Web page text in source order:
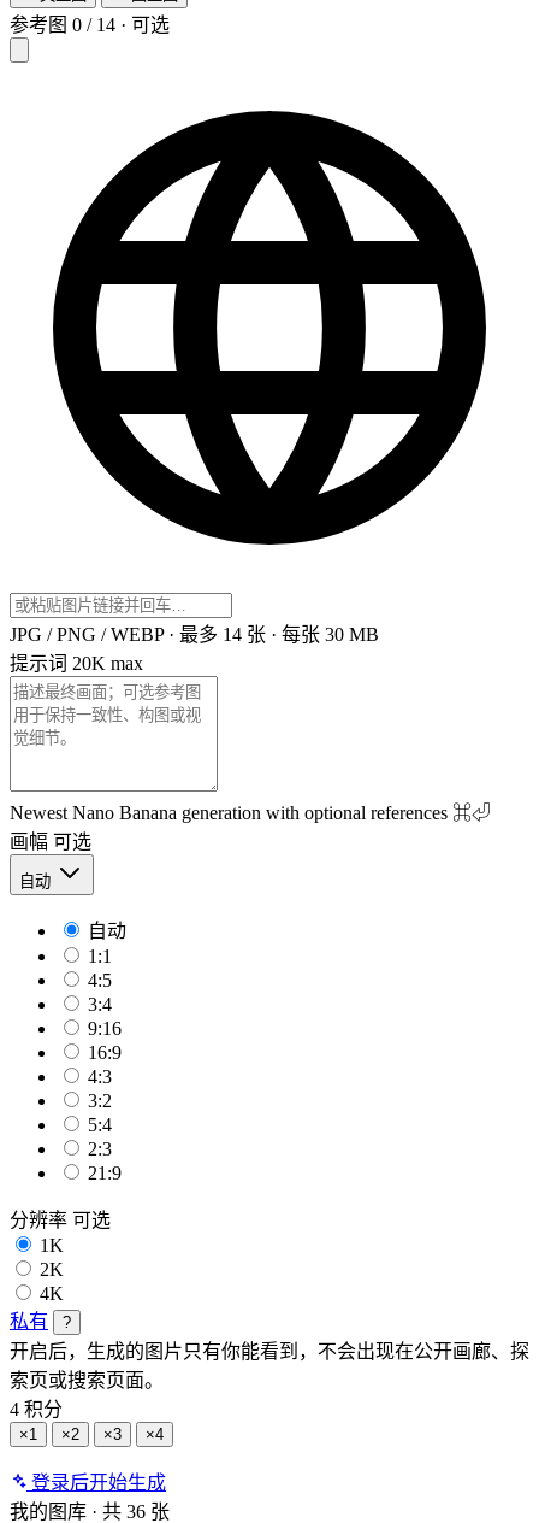
参考图 0 / 14 · 可选
JPG / PNG / WEBP · 最多 14 张 · 每张 30 MB
提示词 20K max
Newest Nano Banana generation with optional references ⌘⏎
画幅 可选
自动
自动
1:1
4:5
3:4
9:16
16:9
4:3
3:2
5:4
2:3
21:9
分辨率 可选
1K
2K
4K
私有
?
开启后，生成的图片只有你能看到，不会出现在公开画廊、探
索页或搜索页面。
4 积分
×1 ×2 ×3 ×4
登录后开始生成
我的图库 · 共 36 张